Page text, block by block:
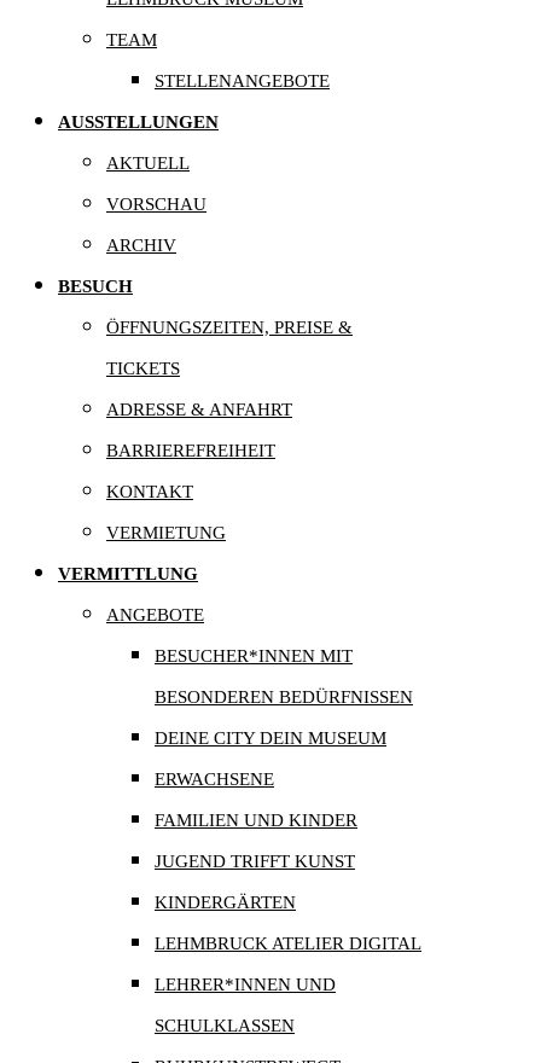
TEAM
STELLENANGEBOTE
AUSSTELLUNGEN
AKTUELL
VORSCHAU
ARCHIV
BESUCH
ÖFFNUNGSZEITEN, PREISE &
TICKETS
ADRESSE & ANFAHRT
BARRIEREFREIHEIT
KONTAKT
VERMIETUNG
VERMITTLUNG
ANGEBOTE
BESUCHER*INNEN MIT
BESONDEREN BEDÜRFNISSEN
DEINE CITY DEIN MUSEUM
ERWACHSENE
FAMILIEN UND KINDER
JUGEND TRIFFT KUNST
KINDERGÄRTEN
LEHMBRUCK ATELIER DIGITAL
LEHRER*INNEN UND
SCHULKLASSEN